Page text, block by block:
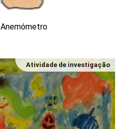
Anemómetro
Atividade de investigação